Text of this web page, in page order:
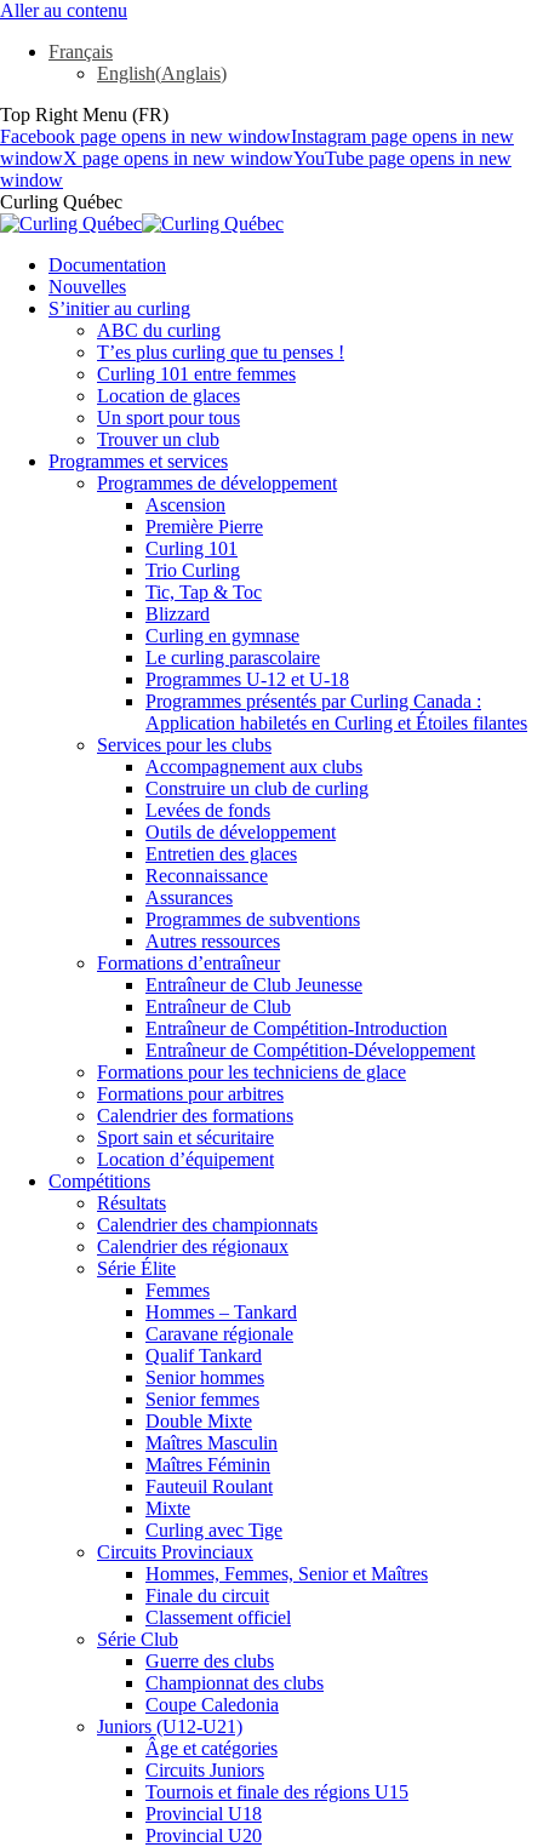
Aller au contenu
Français
English(Anglais)
Top Right Menu (FR)
Facebook page opens in new windowInstagram page opens in new
windowX page opens in new windowYouTube page opens in new
window
Curling Québec
Documentation
Nouvelles
S’initier au curling
ABC du curling
T’es plus curling que tu penses !
Curling 101 entre femmes
Location de glaces
Un sport pour tous
Trouver un club
Programmes et services
Programmes de développement
Ascension
Première Pierre
Curling 101
Trio Curling
Tic, Tap & Toc
Blizzard
Curling en gymnase
Le curling parascolaire
Programmes U-12 et U-18
Programmes présentés par Curling Canada :
Application habiletés en Curling et Étoiles filantes
Services pour les clubs
Accompagnement aux clubs
Construire un club de curling
Levées de fonds
Outils de développement
Entretien des glaces
Reconnaissance
Assurances
Programmes de subventions
Autres ressources
Formations d’entraîneur
Entraîneur de Club Jeunesse
Entraîneur de Club
Entraîneur de Compétition-Introduction
Entraîneur de Compétition-Développement
Formations pour les techniciens de glace
Formations pour arbitres
Calendrier des formations
Sport sain et sécuritaire
Location d’équipement
Compétitions
Résultats
Calendrier des championnats
Calendrier des régionaux
Série Élite
Femmes
Hommes – Tankard
Caravane régionale
Qualif Tankard
Senior hommes
Senior femmes
Double Mixte
Maîtres Masculin
Maîtres Féminin
Fauteuil Roulant
Mixte
Curling avec Tige
Circuits Provinciaux
Hommes, Femmes, Senior et Maîtres
Finale du circuit
Classement officiel
Série Club
Guerre des clubs
Championnat des clubs
Coupe Caledonia
Juniors (U12-U21)
Âge et catégories
Circuits Juniors
Tournois et finale des régions U15
Provincial U18
Provincial U20